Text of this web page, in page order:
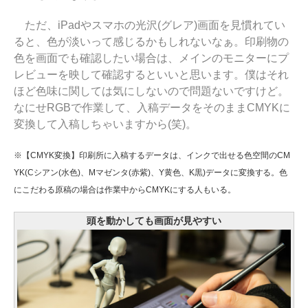
ただ、iPadやスマホの光沢(グレア)画面を見慣れてい
ると、色が淡いって感じるかもしれないなぁ。印刷物の
色を画面でも確認したい場合は、メインのモニターにプ
レビューを映して確認するといいと思います。僕はそれ
ほど色味に関しては気にしないので問題ないですけど。
なにせRGBで作業して、入稿データをそのままCMYKに
変換して入稿しちゃいますから(笑)。
※【CMYK変換】印刷所に入稿するデータは、インクで出せる色空間のCM
YK(Cシアン(水色)、Mマゼンタ(赤紫)、Y黄色、K黒)データに変換する。色
にこだわる原稿の場合は作業中からCMYKにする人もいる。
頭を動かしても画面が見やすい